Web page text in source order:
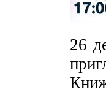
26